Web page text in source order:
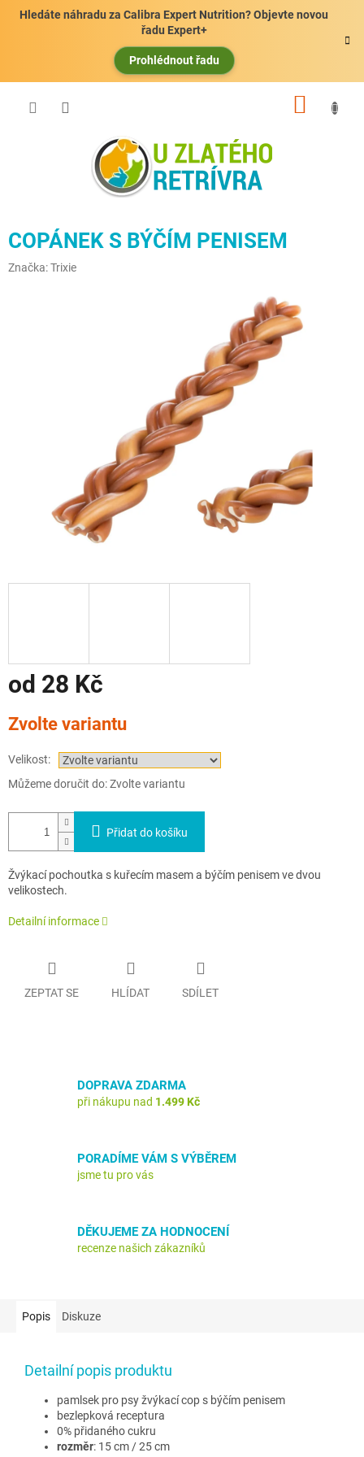
Hledáte náhradu za Calibra Expert Nutrition? Objevte novou
řadu Expert+
Prohlédnout řadu
COPÁNEK S BÝČÍM PENISEM
Značka:Trixie
od 28 Kč
cena:
Zvolte variantu
Velikost:
Můžeme doručit do:Zvolte variantu
Přidat do košíku
Žvýkací pochoutka s kuřecím masem a býčím penisem ve dvou
velikostech.
Detailní informace
ZEPTAT SE HLÍDAT SDÍLET
DOPRAVA ZDARMA
při nákupu nad 1.499 Kč
PORADÍME VÁM S VÝBĚREM
jsme tu pro vás
DĚKUJEME ZA HODNOCENÍ
recenze našich zákazníků
Popis Diskuze
Detailní popis produktu
pamlsek pro psy žvýkací cop s býčím penisem
bezlepková receptura
0% přidaného cukru
rozměr: 15 cm / 25 cm